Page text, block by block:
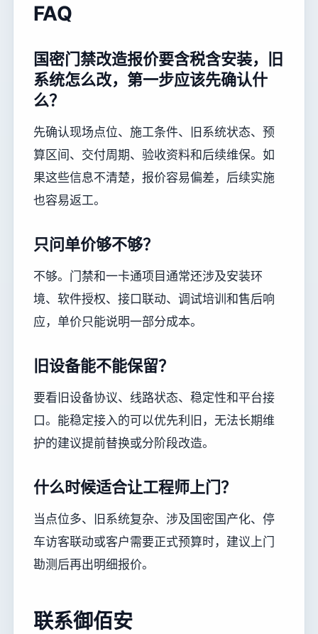
FAQ
国密门禁改造报价要含税含安装，旧
系统怎么改，第一步应该先确认什
么？
先确认现场点位、施工条件、旧系统状态、预
算区间、交付周期、验收资料和后续维保。如
果这些信息不清楚，报价容易偏差，后续实施
也容易返工。
只问单价够不够？
不够。门禁和一卡通项目通常还涉及安装环
境、软件授权、接口联动、调试培训和售后响
应，单价只能说明一部分成本。
旧设备能不能保留？
要看旧设备协议、线路状态、稳定性和平台接
口。能稳定接入的可以优先利旧，无法长期维
护的建议提前替换或分阶段改造。
什么时候适合让工程师上门？
当点位多、旧系统复杂、涉及国密国产化、停
车访客联动或客户需要正式预算时，建议上门
勘测后再出明细报价。
联系御佰安